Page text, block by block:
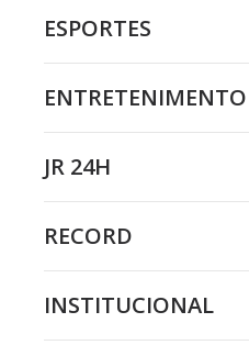
ESPORTES
ENTRETENIMENTO
JR 24H
RECORD
INSTITUCIONAL